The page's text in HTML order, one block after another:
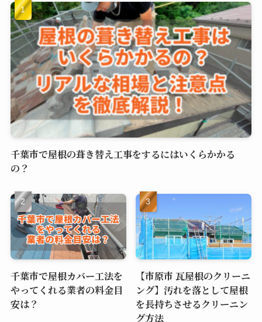
千葉市で屋根の葺き替え工事をするにはいくらかかる
の？
千葉市で屋根カバー工法を
やってくれる業者の料金目
安は？
【市原市 瓦屋根のクリーニ
ング】汚れを落として屋根
を長持ちさせるクリーニン
グ方法